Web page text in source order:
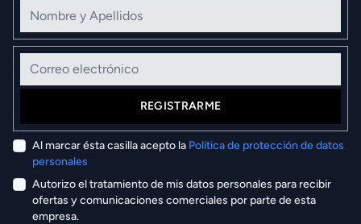
Correo electrónico
REGISTRARME
Al marcar ésta casilla acepto la Política de protección de datos
personales
Autorizo el tratamiento de mis datos personales para recibir
ofertas y comunicaciones comerciales por parte de esta
empresa.